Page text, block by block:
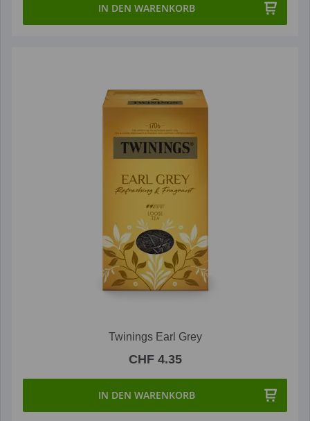
IN DEN WARENKORB
Twinings Earl Grey
CHF 4.35
IN DEN WARENKORB